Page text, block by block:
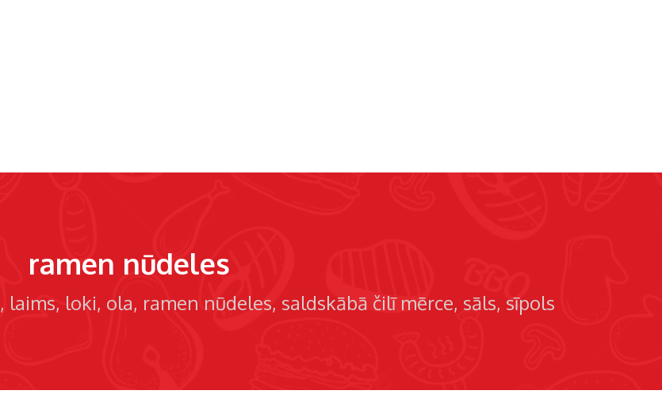
ramen nūdeles
laims loki ola ramen nūdeles saldskābā čilī mērce sāls sīpols